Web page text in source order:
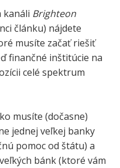
kanáli Brighteon
článku) nájdete
musíte začať riešiť
finančné inštitúcie na
celé spektrum
musíte (dočasne)
jednej veľkej banky
pomoc od štátu) a
bánk (ktoré vám